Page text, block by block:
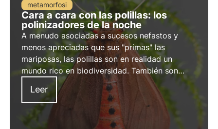
metamorfosi
Cara a cara con las polillas: los
polinizadores de la noche
A menudo asociadas a sucesos nefastos y
menos apreciadas que sus "primas" las
mariposas, las polillas son en realidad un
mundo rico en biodiversidad. También son
insectos polinizadores muy importantes, al
igual que las más conocidas abejas, y permiten
la polinización nocturna de muchas plantas
Leer